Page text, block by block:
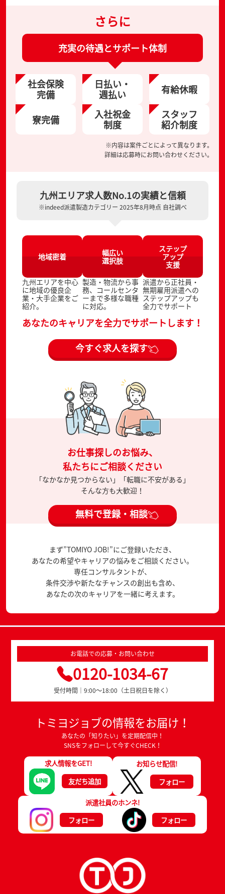
さらに
充実の待遇とサポート体制
社会保険
完備
日払い・
週払い 有給休暇
寮完備 入社祝金
制度
スタッフ
紹介制度
※内容は案件ごとによって異なります。
詳細は応募時にお問い合わせください。
九州エリア求人数No.1の実績と信頼
※indeed派遣製造カテゴリー 2025年8月時点 自社調べ
地域密着
九州エリアを中心
に地域の優良企
業・大手企業をご
紹介。
幅広い
選択肢
製造・物流から事
務、コールセンタ
ーまで多様な職種
に対応。
ステップ
アップ
支援
派遣から正社員・
無期雇用派遣への
ステップアップも
全力でサポート
あなたのキャリアを全力でサポートします！
今すぐ求人を探す
お仕事探しのお悩み、
私たちにご相談ください
「なかなか見つからない」「転職に不安がある」
そんな方も大歓迎！
無料で登録・相談
まず”TOMIYO JOB!”にご登録いただき、
あなたの希望やキャリアの悩みをご相談ください。
専任コンサルタントが、
条件交渉や新たなチャンスの創出も含め、
あなたの次のキャリアを一緒に考えます。
お電話での応募・お問い合わせ
0120-1034-67
受付時間｜9:00～18:00（土日祝日を除く）
トミヨジョブの情報をお届け！
あなたの「知りたい」を定期配信中！
SNSをフォローして今すぐCHECK！
求人情報をGET!
友だち追加
お知らせ配信!
フォロー
派遣社員のホンネ!
フォロー
フォロー